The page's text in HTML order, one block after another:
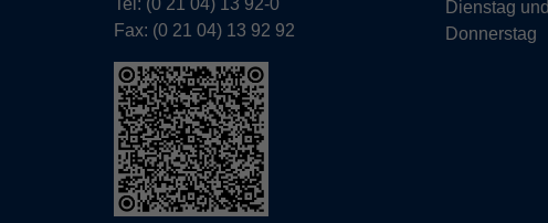
Tel: (0 21 04) 13 92-0
Fax: (0 21 04) 13 92 92
Dienstag und
Donnerstag